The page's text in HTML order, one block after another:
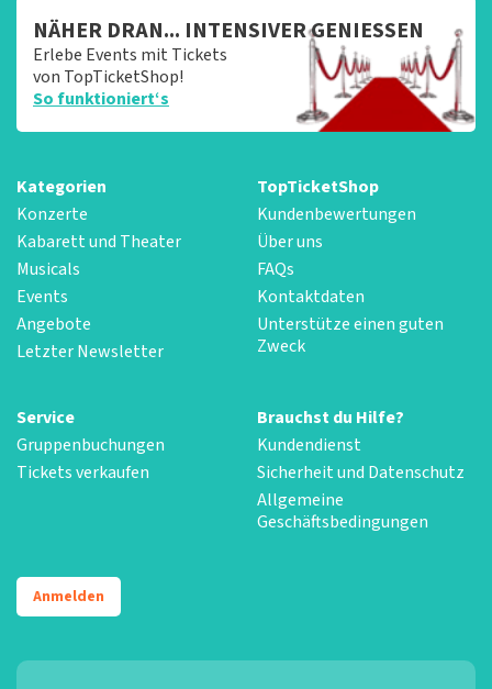
NÄHER DRAN... INTENSIVER GENIESSEN
Erlebe Events mit Tickets
von TopTicketShop!
So funktioniert‘s
Kategorien
Konzerte
Kabarett und Theater
Musicals
Events
Angebote
Letzter Newsletter
TopTicketShop
Kundenbewertungen
Über uns
FAQs
Kontaktdaten
Unterstütze einen guten
Zweck
Service
Gruppenbuchungen
Tickets verkaufen
Brauchst du Hilfe?
Kundendienst
Sicherheit und Datenschutz
Allgemeine
Geschäftsbedingungen
Anmelden